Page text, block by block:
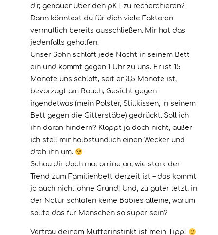
dir, genauer über den pKT zu recherchieren?
Dann könntest du für dich viele Faktoren
vermutlich bereits ausschließen. Mir hat das
jedenfalls geholfen.
Unser Sohn schläft jede Nacht in seinem Bett
ein und kommt gegen 1 Uhr zu uns. Er ist 15
Monate uns schläft, seit er 3,5 Monate ist,
bevorzugt am Bauch, Gesicht gegen
irgendetwas (mein Polster, Stillkissen, in seinem
Bett gegen die Gitterstäbe) gedrückt. Soll ich
ihn daran hindern? Klappt ja doch nicht, außer
ich stell mir halbstündlich einen Wecker und
dreh ihn um.
Schau dir doch mal online an, wie stark der
Trend zum Familienbett derzeit ist – das kommt
ja auch nicht ohne Grund! Und, zu guter letzt, in
der Natur schlafen keine Babies alleine, warum
sollte das für Menschen so super sein?
Vertrau deinem Mutterinstinkt ist mein Tipp!